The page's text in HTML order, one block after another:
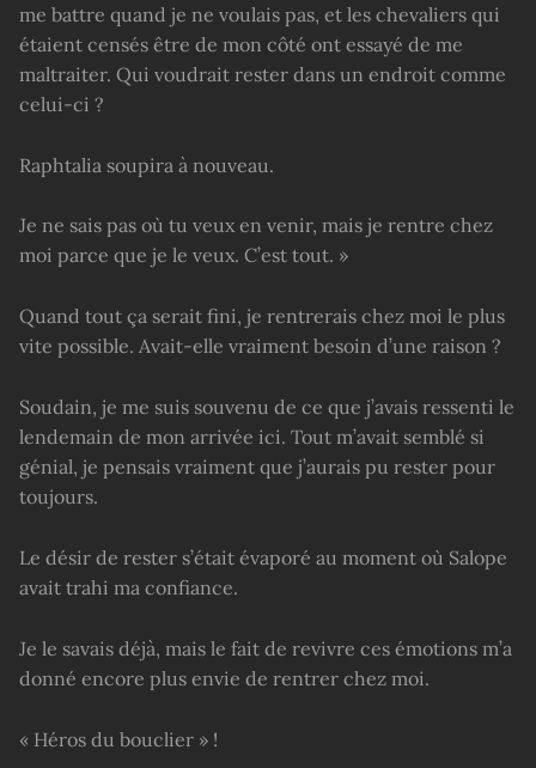
me battre quand je ne voulais pas, et les chevaliers qui
étaient censés être de mon côté ont essayé de me
maltraiter. Qui voudrait rester dans un endroit comme
celui-ci ?
Raphtalia soupira à nouveau.
Je ne sais pas où tu veux en venir, mais je rentre chez
moi parce que je le veux. C’est tout. »
Quand tout ça serait fini, je rentrerais chez moi le plus
vite possible. Avait-elle vraiment besoin d’une raison ?
Soudain, je me suis souvenu de ce que j’avais ressenti le
lendemain de mon arrivée ici. Tout m’avait semblé si
génial, je pensais vraiment que j’aurais pu rester pour
toujours.
Le désir de rester s’était évaporé au moment où Salope
avait trahi ma confiance.
Je le savais déjà, mais le fait de revivre ces émotions m’a
donné encore plus envie de rentrer chez moi.
« Héros du bouclier » !